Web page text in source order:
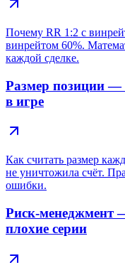
Почему RR 1:2 с
винрейтом 60%.
каждой сделке.
Размер позиции —
в игре
Как считать размер
не уничтожила счёт.
ошибки.
Риск-
плохие серии